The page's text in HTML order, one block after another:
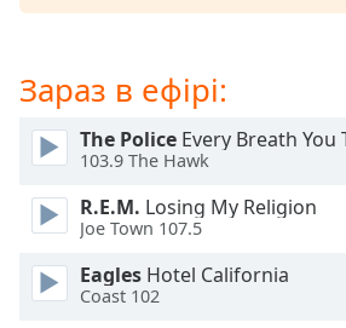
Picture-
Picture
This
modal
window.
Зараз в ефірі:
The Police Every Breath You
103.9 The Hawk
R.E.M. Losing My Religion
Joe Town 107.5
Eagles Hotel California
Coast 102